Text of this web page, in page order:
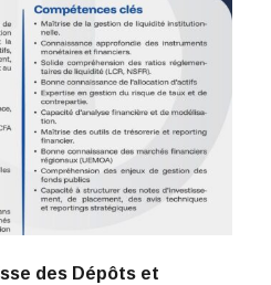
des Dépôts et